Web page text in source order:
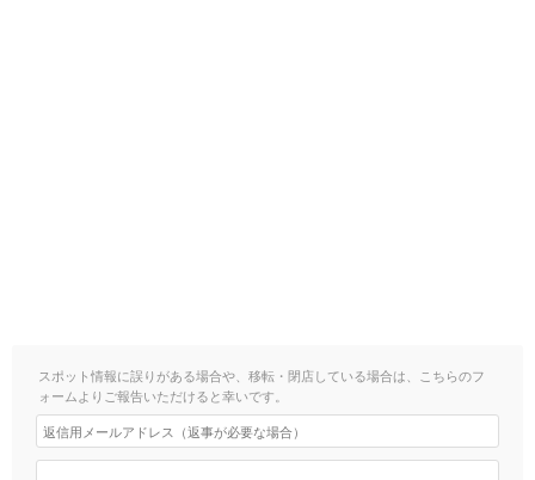
スポット情報に誤りがある場合や、移転・閉店している場合は、こちらのフ
ォームよりご報告いただけると幸いです。